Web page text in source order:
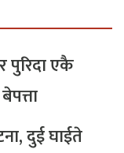
पुरिदा एकै
दुई घाईते